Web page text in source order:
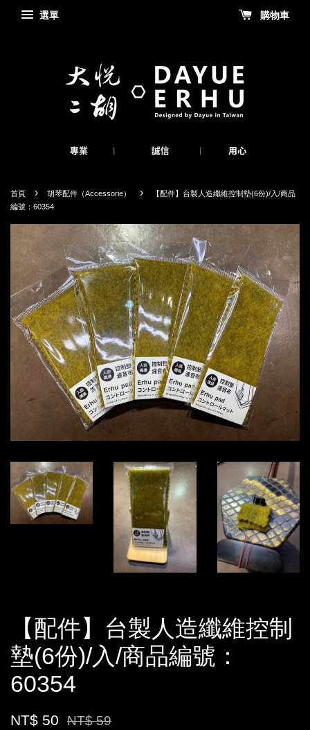
選單 購物車
首頁 › 胡琴配件（Accessorie） ›
【配件】台製人造纖維控制墊(6份)/入/商品
編號：60354
【配件】台製人造纖維控制
墊(6份)/入/商品編號：
60354
NT$ 50 NT$ 59